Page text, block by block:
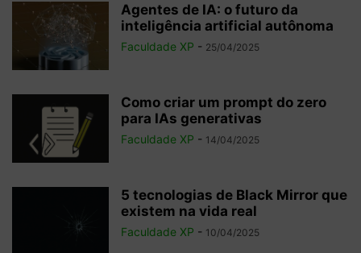
Agentes de IA: o futuro da
inteligência artificial autônoma
Faculdade XP - 25/04/2025
Como criar um prompt do zero
para IAs generativas
Faculdade XP - 14/04/2025
5 tecnologias de Black Mirror que
existem na vida real
Faculdade XP - 10/04/2025